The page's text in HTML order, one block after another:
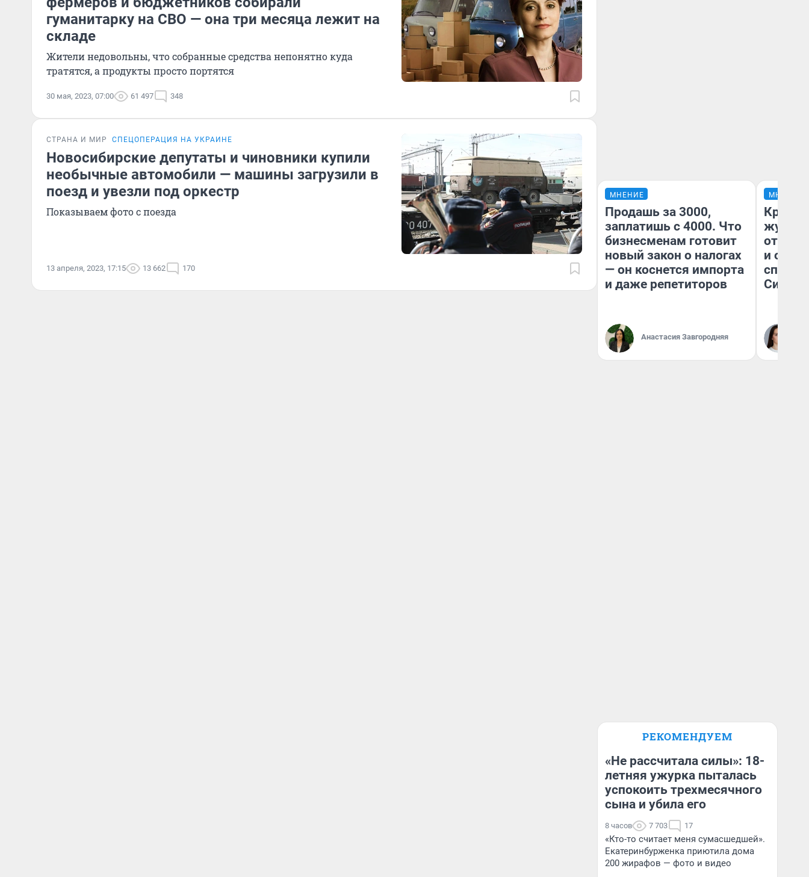
гуманитарку на СВО — она три месяца лежит на
складе
Жители недовольны, что собранные средства непонятно куда
тратятся, а продукты просто портятся
30 мая, 2023, 07:00 61 497 348
СТРАНА И МИР СПЕЦОПЕРАЦИЯ НА УКРАИНЕ
Новосибирские депутаты и чиновники купили
необычные автомобили — машины загрузили в
поезд и увезли под оркестр
Показываем фото с поезда
13 апреля, 2023, 17:15 13 662 170
МНЕНИЕ
Продашь за 3000,
заплатишь с 4000. Что
бизнесменам готовит
новый закон о налогах
— он коснется импорта
и даже репетиторов
Анастасия Завгородняя
МНЕНИЕ
и
споре
РЕКОМЕНДУЕМ
«Не рассчитала силы»: 18-
летняя ужурка пыталась
успокоить трехмесячного
сына и убила его
8 часов 7 703 17
«Кто-то считает меня сумасшедшей».
Екатеринбурженка приютила дома
200 жирафов — фото и видео